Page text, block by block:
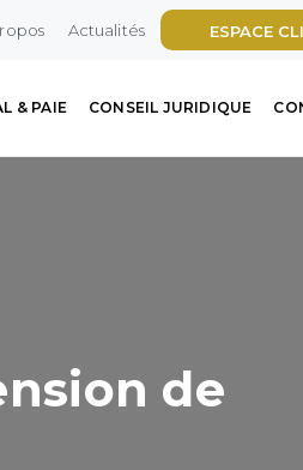
ESPACE
Actualités
& PAIE CONSEIL JURIDIQUE
de